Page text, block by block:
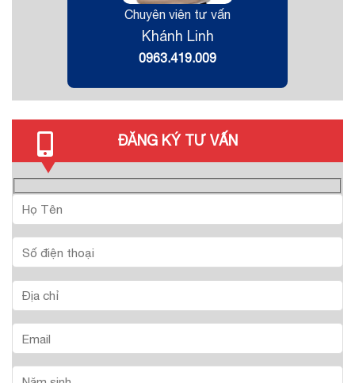
Chuyên viên tư vấn
Khánh Linh
0963.419.009
ĐĂNG KÝ TƯ VẤN